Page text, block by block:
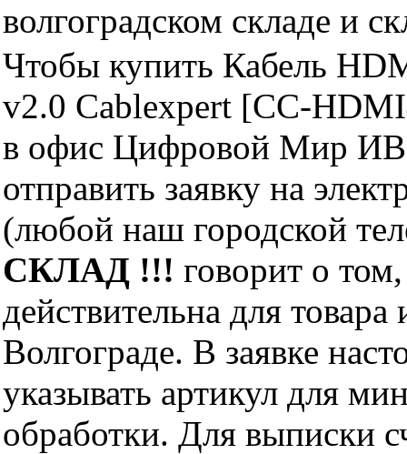
волгоградском складе и
Чтобы купить Кабель
v2.0 Cablexpert [CC-
в офис Цифровой Мир
отправить заявку на
(любой наш городской
СКЛАД !!! говорит о
действительна для
Волгограде. В заявке
указывать артикул для
обработки. Для выписки